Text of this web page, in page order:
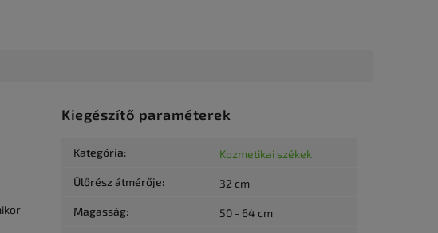
Kiegészítő paraméterek
Kategória: Kozmetikai székek
Ülőrész átmérője: 32 cm
Magasság: 50 - 64 cm